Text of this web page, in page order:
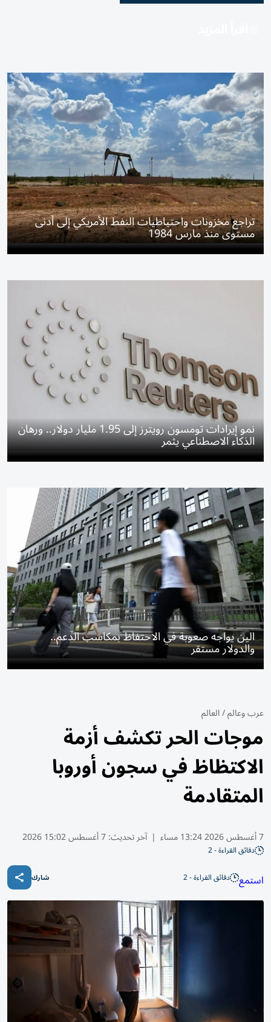
تراجع مخزونات واحتياطيات النفط الأمريكي إلى أدنى
مستوى منذ مارس 1984
نمو إيرادات تومسون رويترز إلى 1.95 مليار دولار.. ورهان
الذكاء الاصطناعي يثمر
الين يواجه صعوبة في الاحتفاظ بمكاسب الدعم..
والدولار مستقر
عرب وعالم/العالم
موجات الحر تكشف أزمة
الاكتظاظ في سجون أوروبا
المتقادمة
7 أغسطس 2026 13:24 مساء | آخر تحديث:7 أغسطس 15:02 2026
دقائق القراءة - 2
استمع دقائق القراءة - 2 شارك